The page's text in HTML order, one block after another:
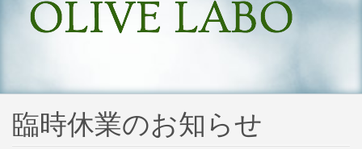
臨時休業のお知らせ